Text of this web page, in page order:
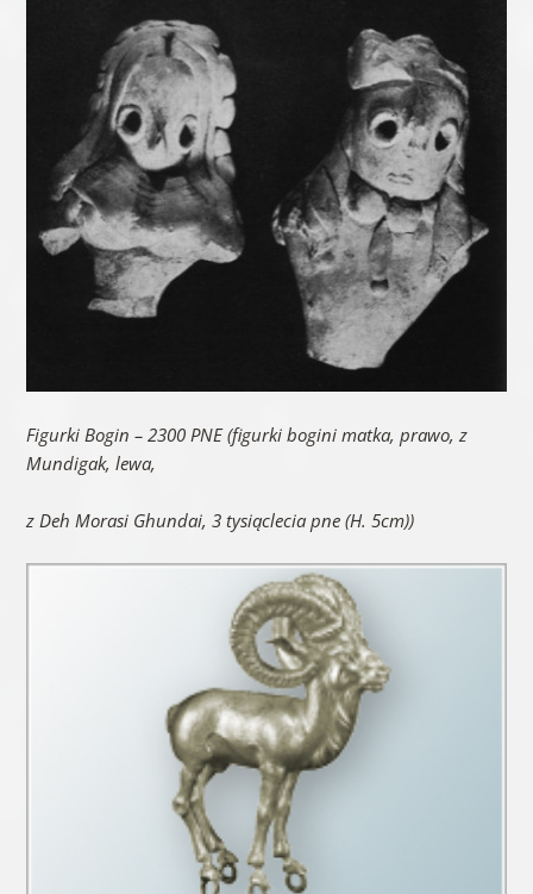
Figurki Bogin – 2300 PNE (figurki bogini matka, prawo, z
Mundigak, lewa,
z Deh Morasi Ghundai, 3 tysiąclecia pne (H. 5cm))